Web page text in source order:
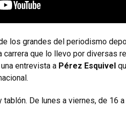
los grandes del periodismo
carrera que lo llevo por diversas
entrevista a Pérez Esquivel
De lunes a viernes, de 16